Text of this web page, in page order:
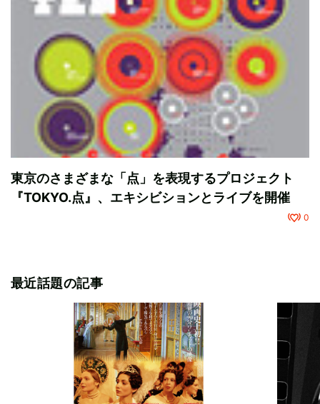
東京のさまざまな「点」を表現するプロジェクト
『TOKYO.点』、エキシビションとライブを開催
0
最近話題の記事